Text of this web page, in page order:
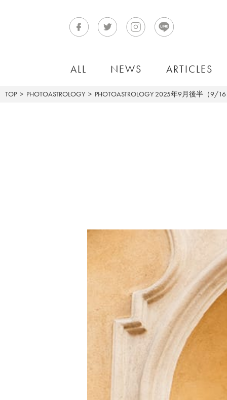
ALL NEWS ARTICLES
TOP PHOTOASTROLOGY PHOTOASTROLOGY 2025年9月後半（9/